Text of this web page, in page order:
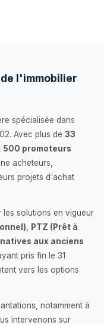
l'immobilier
spécialisée dans
Avec plus de 33
500 promoteurs
acheteurs,
projets d'achat
les solutions en vigueur
PTZ (Prêt à
aux anciens
pris fin le 31
vers les options
notamment à
intervenons sur